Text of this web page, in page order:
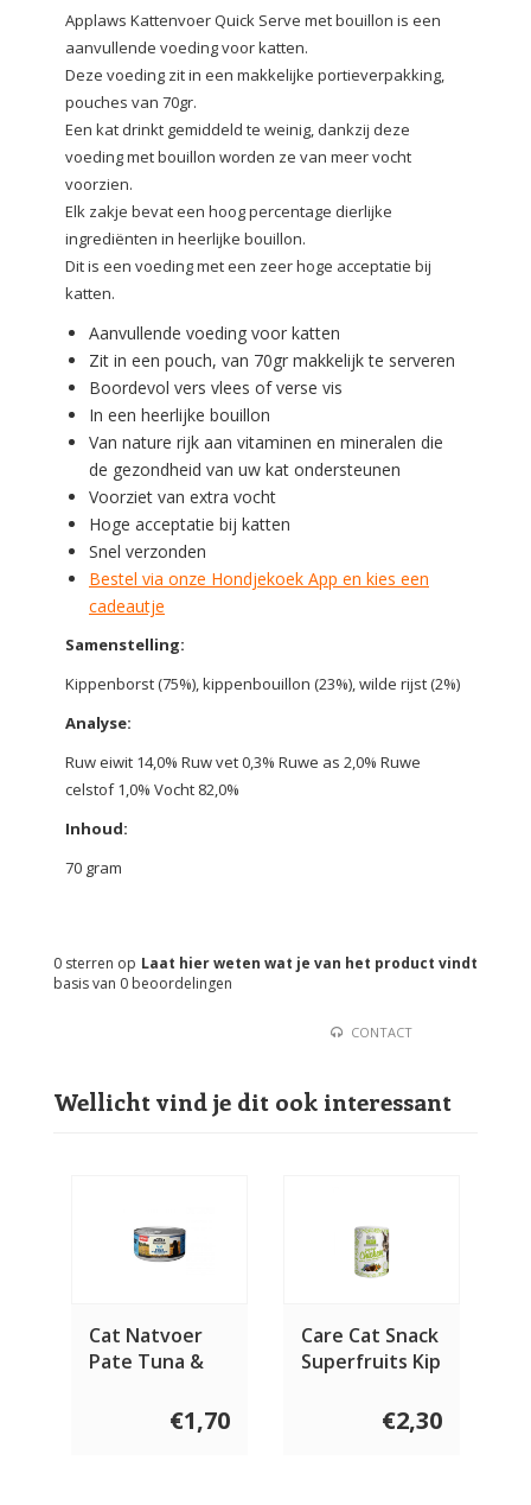
Applaws Kattenvoer Quick Serve met bouillon is een
aanvullende voeding voor katten.
Deze voeding zit in een makkelijke portieverpakking,
pouches van 70gr.
Een kat drinkt gemiddeld te weinig, dankzij deze
voeding met bouillon worden ze van meer vocht
voorzien.
Elk zakje bevat een hoog percentage dierlijke
ingrediënten in heerlijke bouillon.
Dit is een voeding met een zeer hoge acceptatie bij
katten.
Aanvullende voeding voor katten
Zit in een pouch, van 70gr makkelijk te serveren
Boordevol vers vlees of verse vis
In een heerlijke bouillon
Van nature rijk aan vitaminen en mineralen die
de gezondheid van uw kat ondersteunen
Voorziet van extra vocht
Hoge acceptatie bij katten
Snel verzonden
Bestel via onze Hondjekoek App en kies een
cadeautje
Samenstelling:
Kippenborst (75%), kippenbouillon (23%), wilde rijst (2%)
Analyse:
Ruw eiwit 14,0% Ruw vet 0,3% Ruwe as 2,0% Ruwe
celstof 1,0% Vocht 82,0%
Inhoud:
70 gram
Laat hier weten wat je van het product vindt
0 sterren op
basis van 0 beoordelingen
CONTACT
Wellicht vind je dit ook interessant
Cat Natvoer
Pate Tuna &
€1,70
Care Cat Snack
Superfruits Kip
€2,30